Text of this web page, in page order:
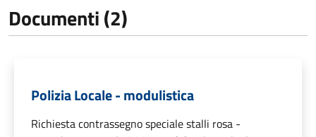
Documenti (2)
Polizia Locale - modulistica
Richiesta contrassegno speciale stalli rosa -